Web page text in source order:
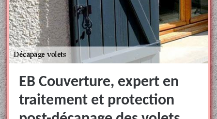
EB Couverture, expert en
traitement et protection